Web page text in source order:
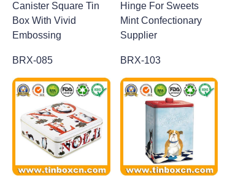
Canister Square Tin
Box With Vivid
Embossing
BRX-085
Hinge For Sweets
Mint Confectionary
Supplier
BRX-103